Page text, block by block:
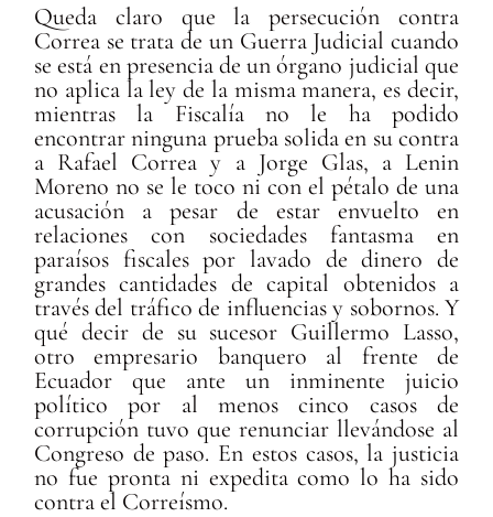
Queda claro que la persecución contra
Correa se trata de un Guerra Judicial cuando
se está en presencia de un órgano judicial que
no aplica la ley de la misma manera, es decir,
mientras la Fiscalía no le ha podido
encontrar ninguna prueba solida en su contra
a Rafael Correa y a Jorge Glas, a Lenin
Moreno no se le toco ni con el pétalo de una
acusación a pesar de estar envuelto en
relaciones con sociedades fantasma en
paraísos fiscales por lavado de dinero de
grandes cantidades de capital obtenidos a
través del tráfico de influencias y sobornos. Y
qué decir de su sucesor Guillermo Lasso,
otro empresario banquero al frente de
Ecuador que ante un inminente juicio
político por al menos cinco casos de
corrupción tuvo que renunciar llevándose al
Congreso de paso. En estos casos, la justicia
no fue pronta ni expedita como lo ha sido
contra el Correísmo.